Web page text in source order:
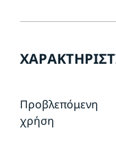
Προβλεπόμενη
χρήση